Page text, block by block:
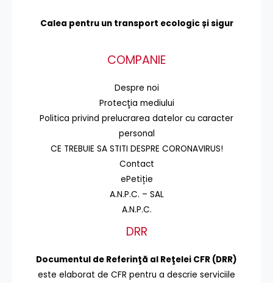
Calea pentru un transport ecologic și sigur
COMPANIE
Despre noi
Protecţia mediului
Politica privind prelucrarea datelor cu caracter
personal
CE TREBUIE SA STITI DESPRE CORONAVIRUS!
Contact
ePetiție
A.N.P.C. – SAL
A.N.P.C.
DRR
Documentul de Referinţă al Reţelei CFR (DRR)
este elaborat de CFR pentru a descrie serviciile